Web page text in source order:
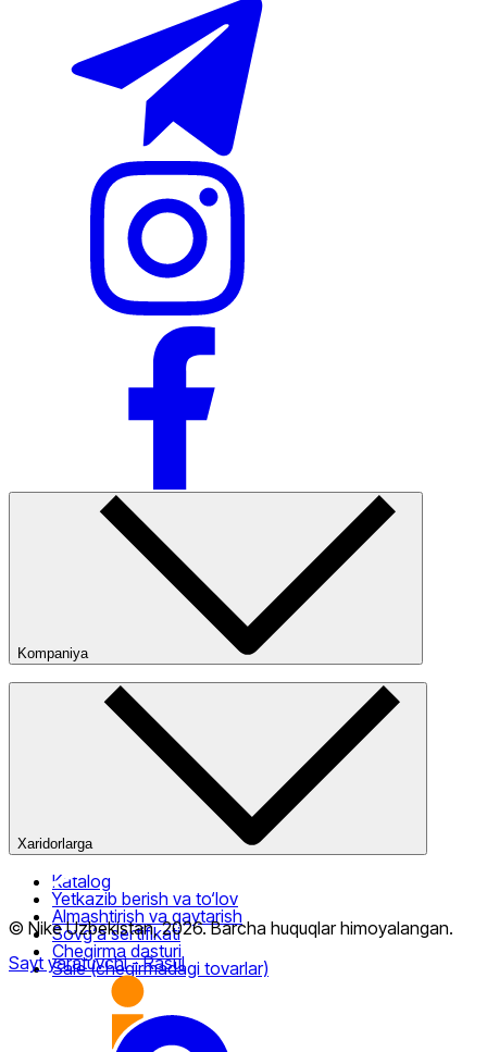
Kompaniya
Kompaniya haqida
Bizning do‘konlarimiz
Ommaviy oferta
Xaridorlarga
Katalog
Yetkazib berish va to‘lov
Almashtirish va qaytarish
Sovg‘a sertifikati
Chegirma dasturi
Sale (chegirmadagi tovarlar)
© Nike Uzbekistan,2026.Barcha huquqlar himoyalangan.
Sayt yaratuvchi- Rasul